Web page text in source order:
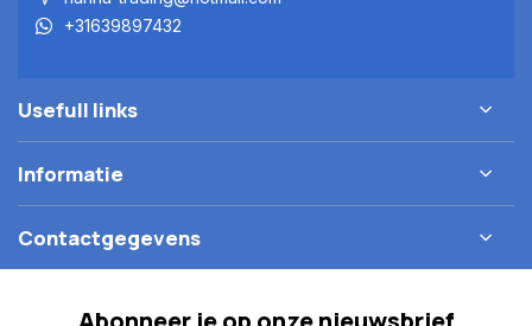
+31639897432
Usefull links
Informatie
Contactgegevens